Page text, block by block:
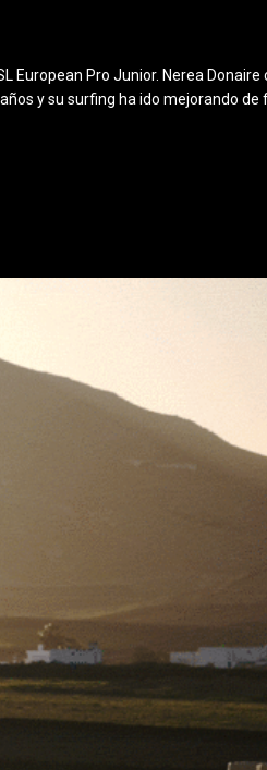
European Pro Junior. Nerea
y su surfing ha ido mejorando de